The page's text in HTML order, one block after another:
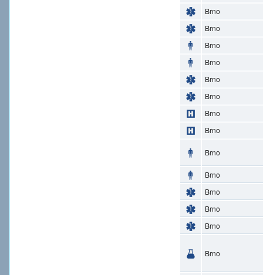
Brno
Brno
Brno
Brno
Brno
Brno
Brno
Brno
Brno
Brno
Brno
Brno
Brno
Brno